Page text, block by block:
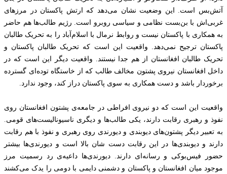
آتش‌بس است. این وضعیت نشان می‌دهد که ارتش پاکستان در مرزهای
غربی‌اش با بن‌بست نظامی و سیاسی روبرو است. رژیم طالب‌ها هم حاضر
به همکاری با پاکستان نیست و روابط نرمال با اسلام‌آباد را به تحریک طالبان
پاکستان ترجیح نمی‌دهد. واقعیت این است که تحریک طالبان پاکستان و‌
تحریک طالبان افغانستان از هم جدا نیستند. واقعیت دیگر این است که در
داخل افغانستان نیروی پشتون مخالف طالب که از خاستگاه توده‌ای گسترده
برخوردار باشد ‌و دست همکاری به سوی پاکستان دراز کند، وجود ندارد.
واقعیت این است که دو نیروی افراطی در جامعه‌ی پشتون افغانستان روی
نفوذ و رهبری رقابت دارند، یکی طالب‌ها و‌ دیگری ناسیونالیست‌های قومی.
به تعبیر دیگر پشتون‌های دیوبندی و دیورندی روی رهبری و نفوذ با هم رقابت
دارند و دیوبندی‌ها در این رقابت دست شان بالا است و دیورندی‌ها بیشتر
حضور فیس‌بوکی و رسانه‌ای دارند. دیورندی‌ها داعیه‌ی رد رسمیت مرز
موجود میان افغانستان و‌ پاکستان و دشمنی دایمی با دومی را یدک می‌کشند